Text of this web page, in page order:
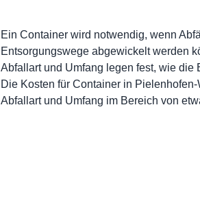
Ein Container wird notwendig, wenn
Entsorgungswege abgewickelt werden
Abfallart und Umfang legen fest, wie die
Die Kosten für Container in
Abfallart und Umfang im Bereich von